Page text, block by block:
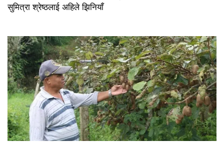
सुमित्रा श्रेष्ठलाई अहिले झिनियाँ